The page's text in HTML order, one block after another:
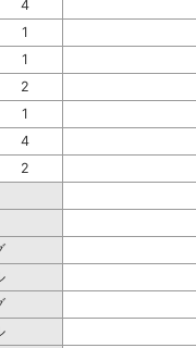
4
1
1
2
1
4
2